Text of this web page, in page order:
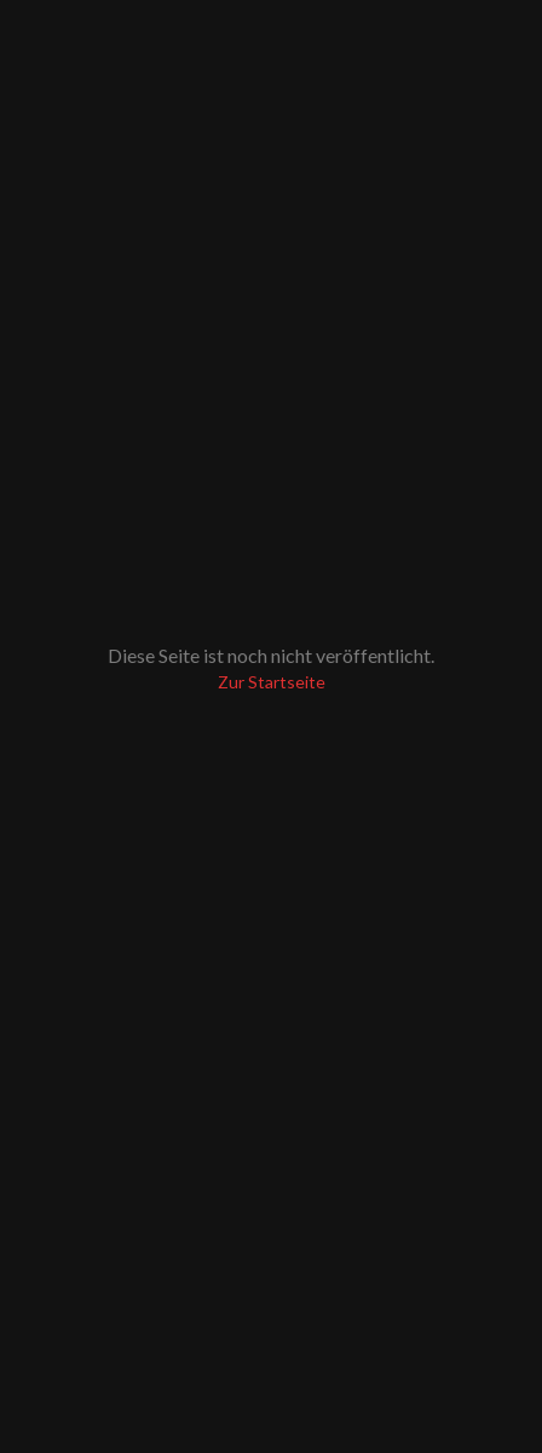
Diese Seite ist noch nicht veröffentlicht.
Zur Startseite